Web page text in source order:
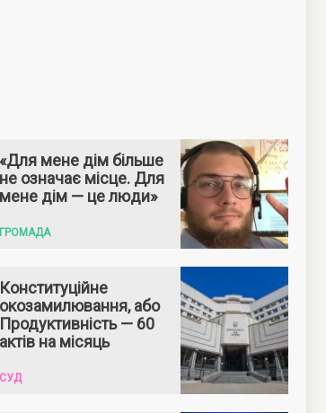
«Для мене дім більше
не означає місце. Для
мене дім — це люди»
ГРОМАДА
Конституційне
окозамилювання, або
Продуктивність — 60
актів на місяць
СУД